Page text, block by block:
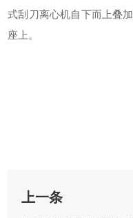
式刮刀离心机自下而上叠
座上。
上一条